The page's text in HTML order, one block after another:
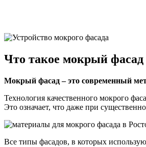
Что такое мокрый фасад
Мокрый фасад – это современный
Технология качественного мокрого
Это означает, что даже при
Все типы фасадов, в которых